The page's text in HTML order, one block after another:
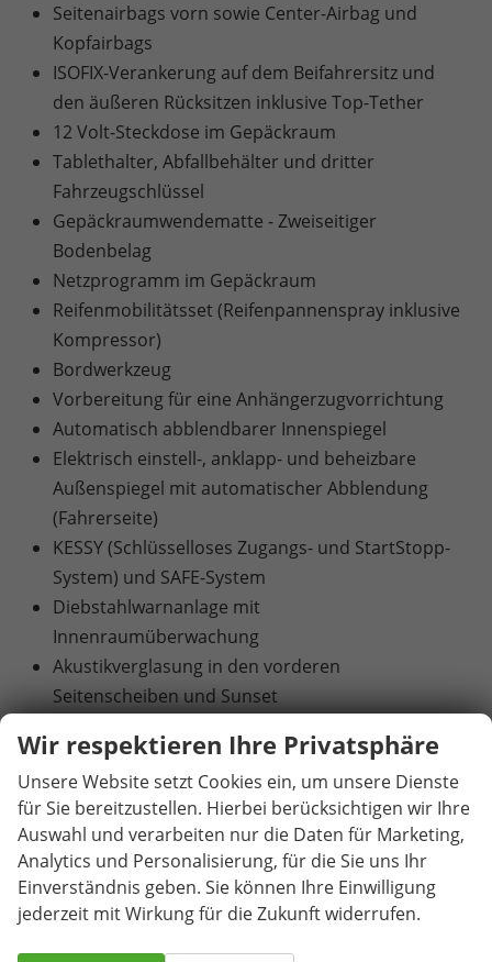
Seitenairbags vorn sowie Center-Airbag und
Kopfairbags
ISOFIX-Verankerung auf dem Beifahrersitz und
den äußeren Rücksitzen inklusive Top-Tether
12 Volt-Steckdose im Gepäckraum
Tablethalter, Abfallbehälter und dritter
Fahrzeugschlüssel
Gepäckraumwendematte - Zweiseitiger
Bodenbelag
Netzprogramm im Gepäckraum
Reifenmobilitätsset (Reifenpannenspray inklusive
Kompressor)
Bordwerkzeug
Vorbereitung für eine Anhängerzugvorrichtung
Automatisch abblendbarer Innenspiegel
Elektrisch einstell-, anklapp- und beheizbare
Außenspiegel mit automatischer Abblendung
(Fahrerseite)
KESSY (Schlüsselloses Zugangs- und StartStopp-
System) und SAFE-System
Diebstahlwarnanlage mit
Innenraumüberwachung
Akustikverglasung in den vorderen
Seitenscheiben und Sunset
Allergenfilter & Geruchsfilter
Beheizbare Vordersitze
Elektrisch betätigte Kindersicherung für die
hinteren Türen und Fenster
Elektrische Heckklappenbedienung mit
Komfortöffnung
Wir respektieren Ihre Privatsphäre
Unsere Website setzt Cookies ein, um unsere Dienste
für Sie bereitzustellen. Hierbei berücksichtigen wir Ihre
Auswahl und verarbeiten nur die Daten für Marketing,
Analytics und Personalisierung, für die Sie uns Ihr
Einverständnis geben. Sie können Ihre Einwilligung
jederzeit mit Wirkung für die Zukunft widerrufen.